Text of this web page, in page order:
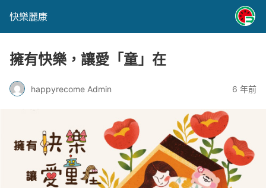
快樂麗康
擁有快樂，讓愛「童」在
happyrecome Admin 6 年前